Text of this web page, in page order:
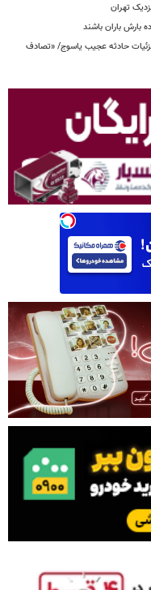
بارش باران باشند
جزئیات حادثه عجیب یاسوج/ «تصادف